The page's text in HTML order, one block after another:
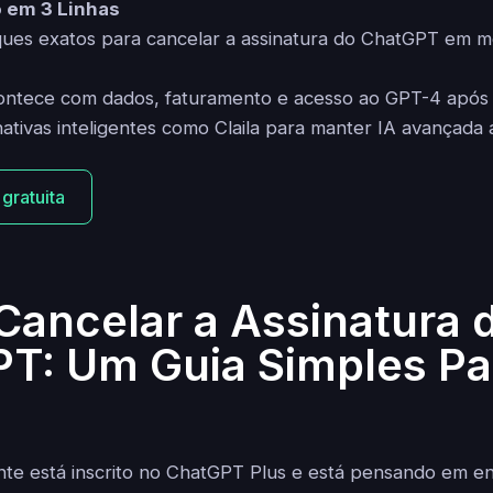
em 3 Linhas
exatos para cancelar a assinatura do ChatGPT em
com dados, faturamento e acesso ao GPT-4
inteligentes como Claila para manter IA avançada
a Assinatura
Um Guia Simples
está inscrito no ChatGPT Plus e está pensando em